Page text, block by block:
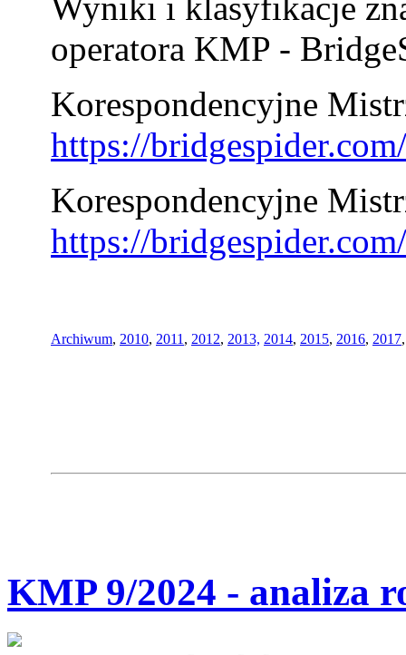
Wyniki i klasyfikacje
operatora KMP -
Korespondencyjne
https://
Korespondencyjne
https://
Archiwum, 2010, 2011 , 2012, 2013, 2014, 2015, 2016, 2017
KMP 9/2024 - analiza